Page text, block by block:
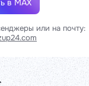
или на почту: